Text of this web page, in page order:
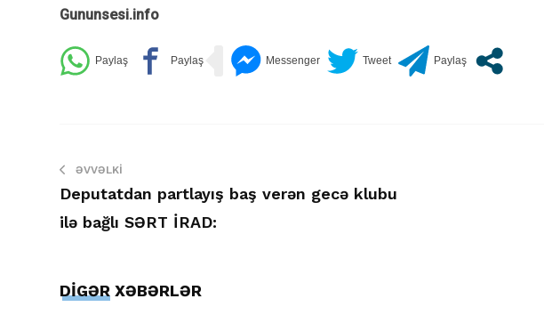
Gununsesi.info
ƏVVƏLKI
Deputatdan partlayış baş verən gecə klubu
ilə bağlı SƏRT İRAD:
DİGƏR XƏBƏRLƏR